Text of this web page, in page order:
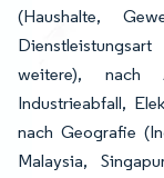
(Haushalte,
weitere), nach
Industrieabfall,
nach Geografie
Malaysia,